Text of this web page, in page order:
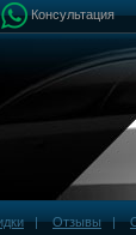
Консультация
|Отзывы|